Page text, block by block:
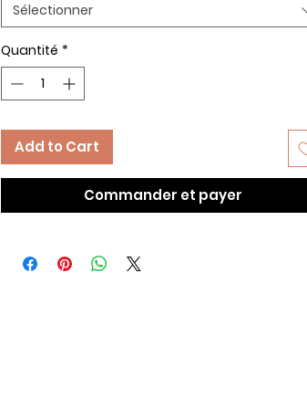
Sélectionner
Quantité *
Add to Cart
Commander et payer